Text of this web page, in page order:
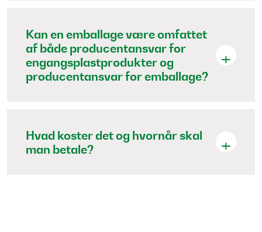
Kan en emballage være omfattet
af både producentansvar for
engangsplastprodukter og
producentansvar for emballage?
Hvad koster det og hvornår skal
man betale?